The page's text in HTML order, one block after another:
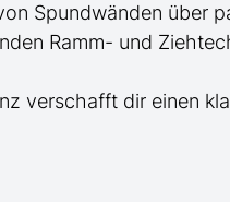
Spundwänden über
Ramm- und
verschafft dir einen